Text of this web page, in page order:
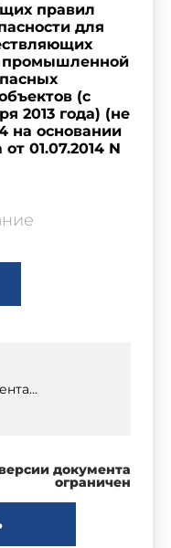
правил
для
промышленной
(с
2013 года) (не
на основании
01.07.2014 N
документа
ограничен